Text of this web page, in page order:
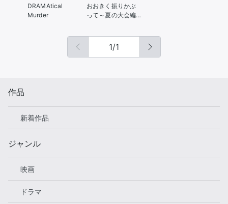
DRAMAtical
Murder
おおきく振りかぶ
って～夏の大会編
1/1
作品
新着作品
ジャンル
映画
ドラマ